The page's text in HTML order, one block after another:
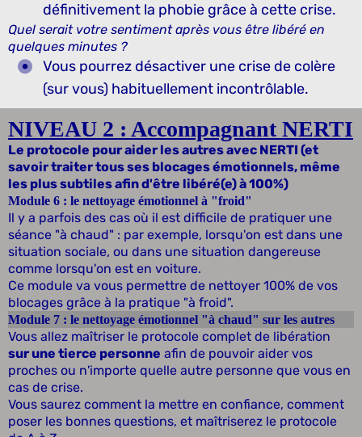
définitivement la phobie grâce à cette crise.
Quel serait votre sentiment après vous être libéré en
quelques minutes ?
Vous pourrez désactiver une crise de colère
(sur vous) habituellement incontrôlable.
NIVEAU 2 : Accompagnant NERTI
Le protocole pour aider les autres avec NERTI (et
savoir traiter tous ses blocages émotionnels, même
les plus subtiles afin d'être libéré(e) à 100%)
Module 6 : le nettoyage émotionnel à "froid"
Il y a parfois des cas où il est difficile de pratiquer une
séance "à chaud" : par exemple, lorsqu'on est dans une
situation sociale, ou dans une situation dangereuse
comme lorsqu'on est en voiture.
Ce module va vous permettre de nettoyer 100% de vos
blocages grâce à la pratique "à froid".
Module 7 : le nettoyage émotionnel "à chaud" sur les autres
Vous allez maîtriser le protocole complet de libération
sur une tierce personne afin de pouvoir aider vos
proches ou n'importe quelle autre personne que vous en
cas de crise.
Vous saurez comment la mettre en confiance, comment
poser les bonnes questions, et maîtriserez le protocole